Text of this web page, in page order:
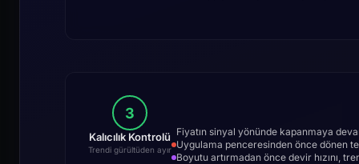
3
Kalıcılık Kontrolü
Trendi gürültüden ayır
Fiyatın sinyal yönünde kapanmaya
Uygulama penceresinden önce dönen
Boyutu artırmadan önce devir hızını,